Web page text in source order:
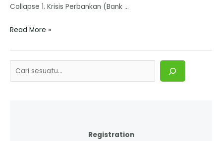
Collapse 1. Krisis Perbankan (Bank …
Read More »
Registration